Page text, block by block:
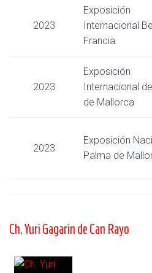
2023
Exposición
Internacional
Francia
2023
Exposición
Internacional
de Mallorca
2023
Exposición
Palma de
Ch. Yuri Gagarin de Can Rayo